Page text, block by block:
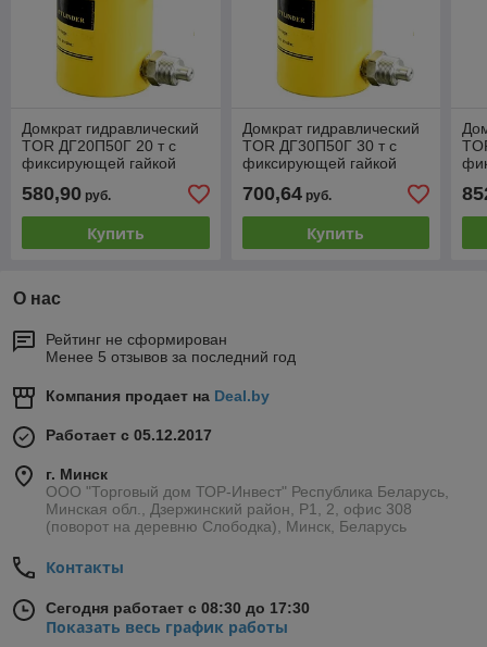
Домкрат гидравлический
TOR ДГ20П50Г 20 т с
фиксирующей гайкой
580,90 руб.
Купить
Домкрат гидравлический
TOR ДГ30П50Г 30 т с
фиксирующей гайкой
700,64руб.
Купить
О нас
Рейтинг не сформирован
Менее 5 отзывов за последний год
Компания продает на Deal.by
Работает с 05.12.2017
г. Минск
ООО "Торговый дом ТОР-Инвест" Республика Беларусь,
Минская обл., Дзержинский район, Р1, 2, офис 308
(поворот на деревню Слободка), Минск, Беларусь
Контакты
Сегодня работает с 08:30 до 17:30
Показать весь график работы